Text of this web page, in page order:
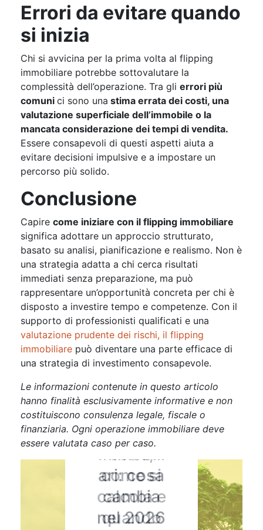
Errori da evitare quando
si inizia
Chi si avvicina per la prima volta al flipping
immobiliare potrebbe sottovalutare la
complessità dell’operazione. Tra gli errori più
comuni ci sono una stima errata dei costi, una
valutazione superficiale dell’immobile o la
mancata considerazione dei tempi di vendita.
Essere consapevoli di questi aspetti aiuta a
evitare decisioni impulsive e a impostare un
percorso più solido.
Conclusione
Capire come iniziare con il flipping immobiliare
significa adottare un approccio strutturato,
basato su analisi, pianificazione e realismo. Non è
una strategia adatta a chi cerca risultati
immediati senza preparazione, ma può
rappresentare un’opportunità concreta per chi è
disposto a investire tempo e competenze. Con il
supporto di professionisti qualificati e una
valutazione prudente dei rischi, il flipping
immobiliare può diventare una parte efficace di
una strategia di investimento consapevole.
Le informazioni contenute in questo articolo
hanno finalità esclusivamente informative e non
costituiscono consulenza legale, fiscale o
finanziaria. Ogni operazione immobiliare deve
essere valutata caso per caso.
Aste
Immobiliari
Comprar
e casa
all’asta
con
pignora
mento in
corso:
guida per
Immobiliari
Leva
finanziari
a
immobili
are:
cos’è,
come si
calcola e
quando
Aste
Immobiliari
Direttiva
Case
Green e
Aste
Immobili
ari: cosa
cambia
nel 2026
Aste
Immobiliari
Flipping
immobili
are e
aste:
opportun
ità e
Senza
categoria
Flipping
immobili
are:
cos’è,
come
funziona
e quanto
si